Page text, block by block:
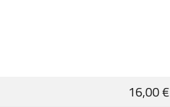
16,00 €